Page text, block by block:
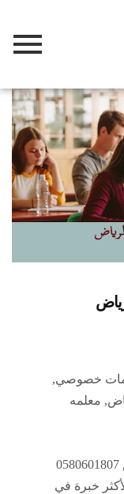
خصوصي,
, معلمه
خبرة في